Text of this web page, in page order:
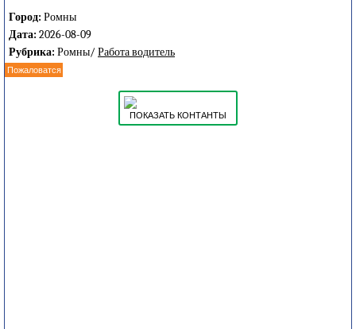
Город: Ромны
Дата: 2026-08-09
Рубрика: Ромны/ Работа водитель
Пожаловатся
ПОКАЗАТЬ КОНТАНТЫ